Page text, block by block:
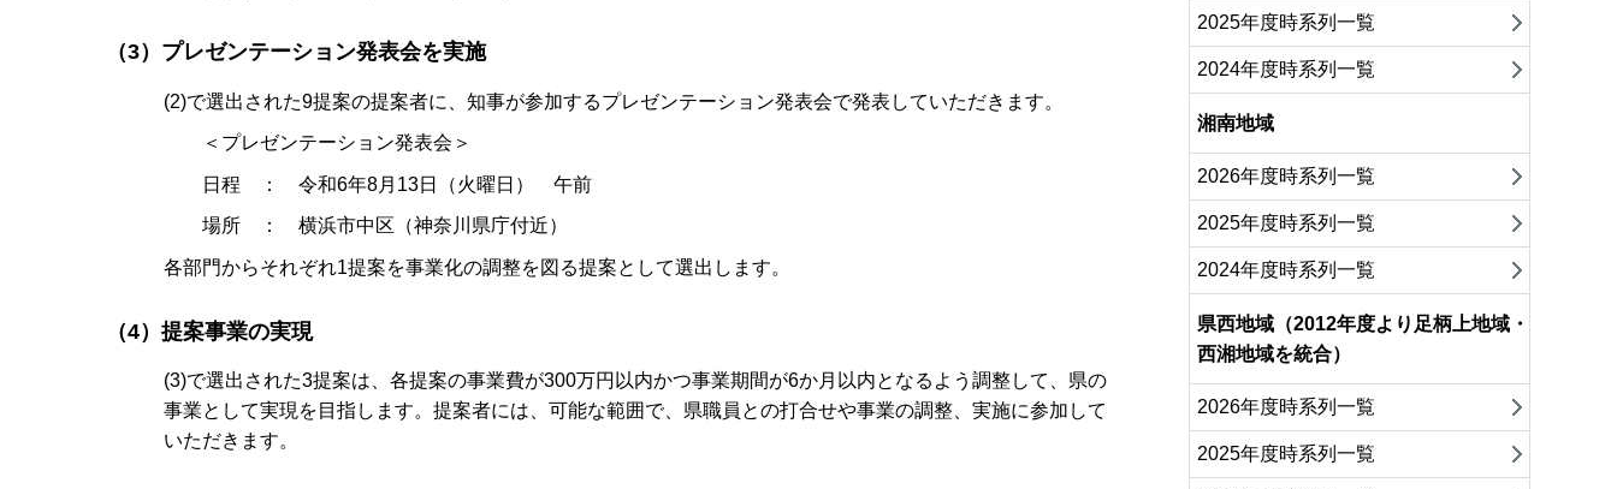
（3）プレゼンテーション発表会を実施
(2)で選出された9提案の提案者に、知事が参加するプレゼンテーション発表会で発表していただきます。
＜プレゼンテーション発表会＞
日程 ： 令和6年8月13日（火曜日） 午前
場所 ： 横浜市中区（神奈川県庁付近）
各部門からそれぞれ1提案を事業化の調整を図る提案として選出します。
（4）提案事業の実現
(3)で選出された3提案は、各提案の事業費が300万円以内かつ事業期間が6か月以内となるよう調整して、県の
事業として実現を目指します。提案者には、可能な範囲で、県職員との打合せや事業の調整、実施に参加して
いただきます。
2025年度時系列一覧
2024年度時系列一覧
湘南地域
2026年度時系列一覧
2025年度時系列一覧
2024年度時系列一覧
県西地域（2012年度より足柄上地域・
西湘地域を統合）
2026年度時系列一覧
2025年度時系列一覧